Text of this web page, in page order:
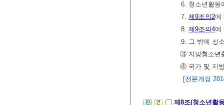
6. 청소년활동
7. 제9조의2에
8. 제9조의4에
9. 그 밖에 청
③ 지방청소년
④ 국가 및 지
[전문개정
제8조(청소년활